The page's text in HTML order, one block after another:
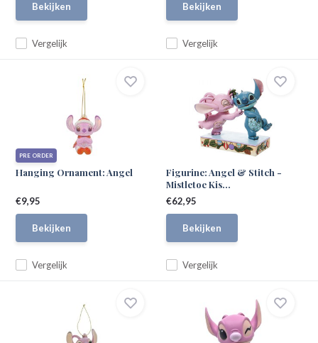
Vergelijk
Bekijken
Vergelijk
Bekijken
PRE ORDER
Hanging Ornament: Angel
Vergelijk
€9,95
Bekijken
Figurine: Angel & Stitch -
Mistletoe Kis...
Vergelijk
€62,95
Bekijken